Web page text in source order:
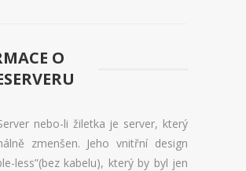
SSD VIRTUALBOXU
DOMÉNY
OVĚŘENÍ DOMÉNY
O
nebo-li žiletka je server, který
zmenšen. Jeho vnitřní design
less”(bez kabelu), který by byl jen